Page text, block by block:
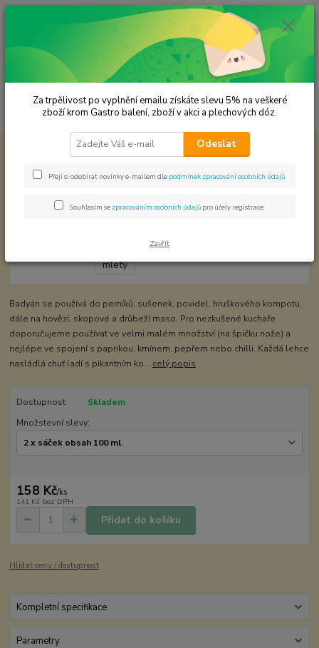
Menu
Hledat
ks
za 0,00 Kč
KOŘENÍ JEDNODRUHOVÉ Badyán mletý
Badyán mletý
Badyán se používá do perníků, sušenek, povidel, hruškového kompotu,
dále na hovězí, skopové a drůbeží maso. Pro nezkušené kuchaře
doporučujeme používat ve velmi malém množství (na špičku nože) a
nejlépe ve spojení s paprikou, kmínem, pepřem nebo chilli. Každá lehce
nasládlá chuť ladí s pikantním ko... celý popis
Dostupnost
Skladem
Množstevní slevy:
158 Kč/ks
141 Kč bez DPH
Přidat do košíku
Hlídat cenu / dostupnost
Kompletní specifikace
Parametry
Za trpělivost po vyplnění emailu získáte slevu 5% na veškeré
zboží krom Gastro balení, zboží v akci a plechových dóz.
Odeslat
Přeji si odebírat novinky e-mailem dle podmínek zpracování osobních údajů
Souhlasím se zpracováním osobních údajů pro účely registrace.
Zavřít